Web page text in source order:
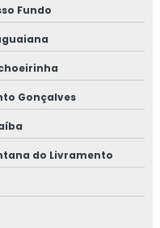
Fundo
Gonçalves
do Livramento